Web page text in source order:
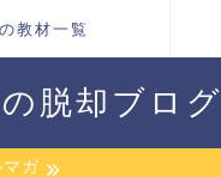
教材一覧
脱却ブログ
マガ